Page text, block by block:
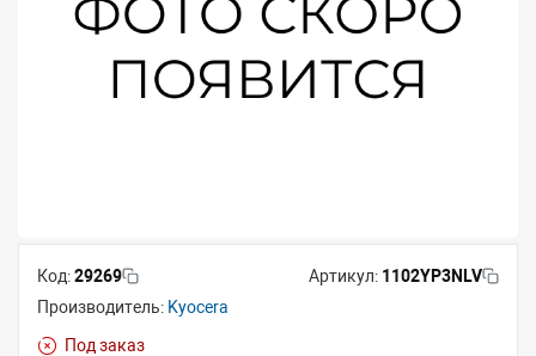
Код:29269 Артикул: 1102YP3NLV
Производитель: Kyocera
Под заказ